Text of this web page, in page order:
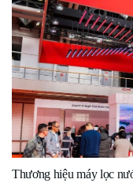
Thương hiệu máy lọc